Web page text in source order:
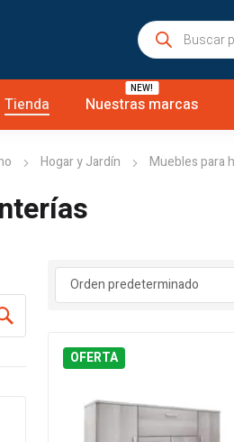
Búsqueda
de
Tienda Nuestras marcas
NEW!
Hogar y Jardín Muebles para
OFERTA